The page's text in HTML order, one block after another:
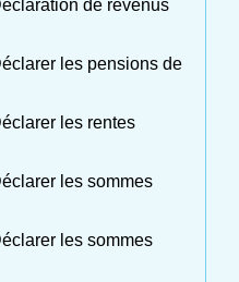
de revenus
les pensions de
les rentes
les sommes
les sommes